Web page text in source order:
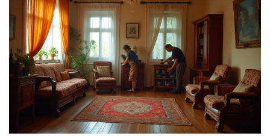
обсуждаются обязательства управляющих компаний
и особенности взаимодействия с собственниками
квартир.